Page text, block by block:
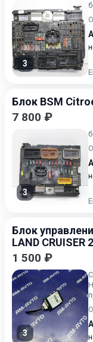
3
Блок BSM
7 800 ₽
3
Блок
LAND CRUISER
1 500 ₽
3